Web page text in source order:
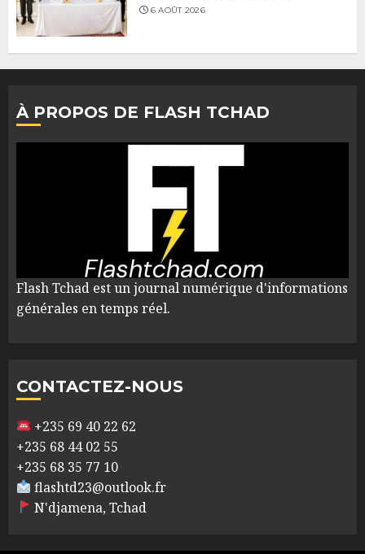
6 AOÛT 2026
À PROPOS DE FLASH TCHAD
Flash Tchad est un journal numérique d'informations
générales en temps réel.
CONTACTEZ-NOUS
+235 69 40 22 62
+235 68 44 02 55
+235 68 35 77 10
flashtd23@outlook.fr
N'djamena, Tchad